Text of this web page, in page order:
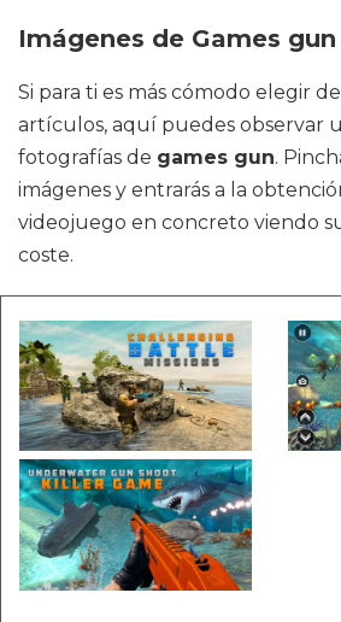
Imágenes de Games gun
Si para ti es más cómodo elegir
artículos, aquí puedes observar
fotografías de games gun.
imágenes y entrarás a la
videojuego en concreto viendo
coste.